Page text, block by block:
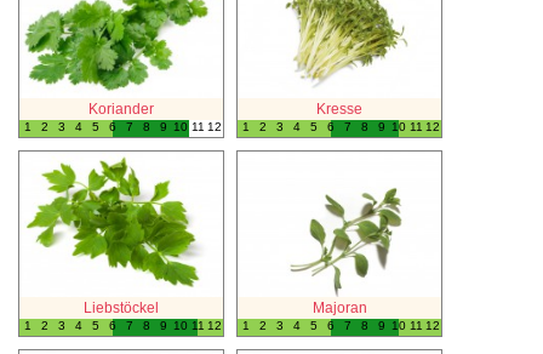
Koriander
1 2 3 4 5 6 7 8 9 10 11 12
Kresse
1 2 3 4 5 6 7 8 9 10 11 12
Liebstöckel
1 2 3 4 5 6 7 8 9 10 11 12
Majoran
1 2 3 4 5 6 7 8 9 10 11 12